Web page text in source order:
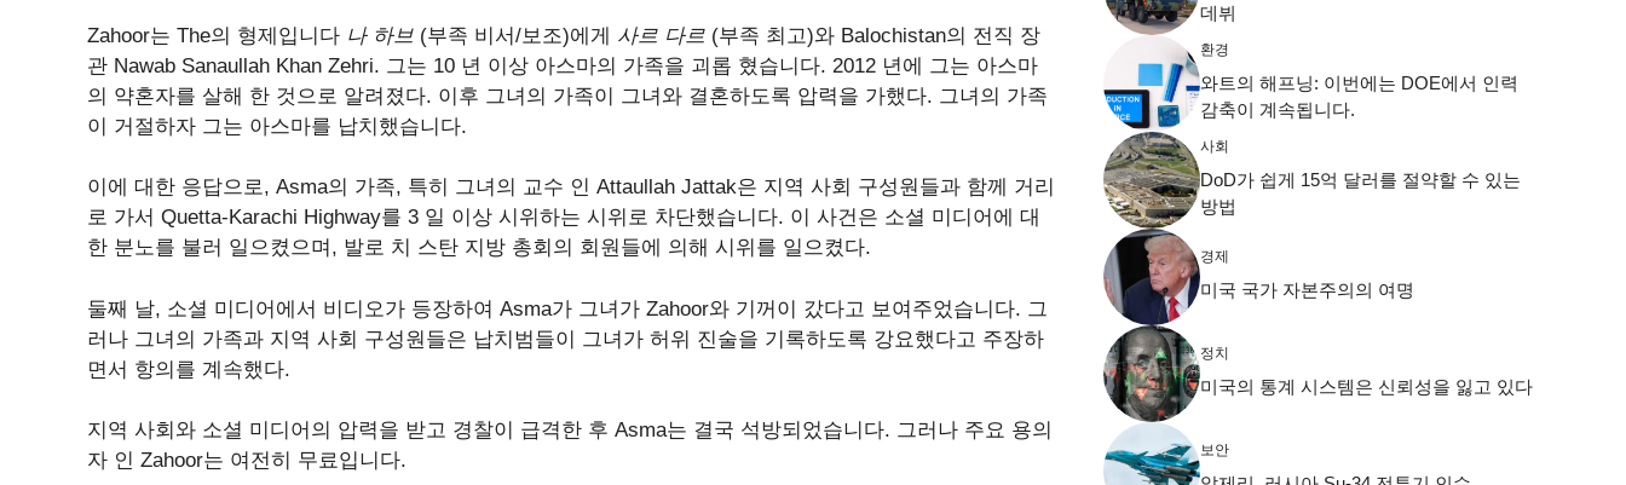
Zahoor는 The의 형제입니다 나 하브 (부족 비서/보조)에게 사르 다르 (부족 최고)와 Balochistan의 전직 장
관 Nawab Sanaullah Khan Zehri. 그는 10 년 이상 아스마의 가족을 괴롭 혔습니다. 2012 년에 그는 아스마
의 약혼자를 살해 한 것으로 알려졌다. 이후 그녀의 가족이 그녀와 결혼하도록 압력을 가했다. 그녀의 가족
이 거절하자 그는 아스마를 납치했습니다.
이에 대한 응답으로, Asma의 가족, 특히 그녀의 교수 인 Attaullah Jattak은 지역 사회 구성원들과 함께 거리
로 가서 Quetta-Karachi Highway를 3 일 이상 시위하는 시위로 차단했습니다. 이 사건은 소셜 미디어에 대
한 분노를 불러 일으켰으며, 발로 치 스탄 지방 총회의 회원들에 의해 시위를 일으켰다.
둘째 날, 소셜 미디어에서 비디오가 등장하여 Asma가 그녀가 Zahoor와 기꺼이 갔다고 보여주었습니다. 그
러나 그녀의 가족과 지역 사회 구성원들은 납치범들이 그녀가 허위 진술을 기록하도록 강요했다고 주장하
면서 항의를 계속했다.
지역 사회와 소셜 미디어의 압력을 받고 경찰이 급격한 후 Asma는 결국 석방되었습니다. 그러나 주요 용의
자 인 Zahoor는 여전히 무료입니다.
데뷔
환경
와트의 해프닝: 이번에는 DOE에서 인력
감축이 계속됩니다.
사회
DoD가 쉽게 15억 달러를 절약할 수 있는
방법
경제
미국 국가 자본주의의 여명
정치
미국의 통계 시스템은 신뢰성을 잃고 있다
보안